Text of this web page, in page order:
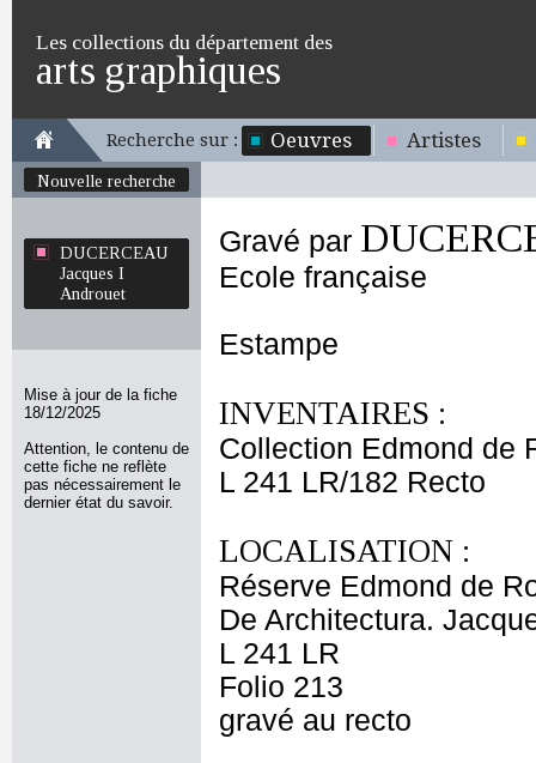
Les collections du département des
arts graphiques
Recherche sur : Oeuvres Artistes
Nouvelle recherche
DUCERCEAU
Jacques I
Androuet
Mise à jour de la fiche
18/12/2025
Attention, le contenu de
cette fiche ne reflète
pas nécessairement le
dernier état du savoir.
Gravé par
Ecole française
Estampe
INVENTAIRES :
Collection Edmond de
L 241 LR/182 Recto
LOCALISATION :
Réserve Edmond de
De Architectura.
L 241 LR
Folio 213
gravé au recto